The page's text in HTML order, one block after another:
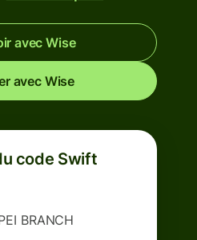
avec Wise
avec Wise
code Swift
BRANCH